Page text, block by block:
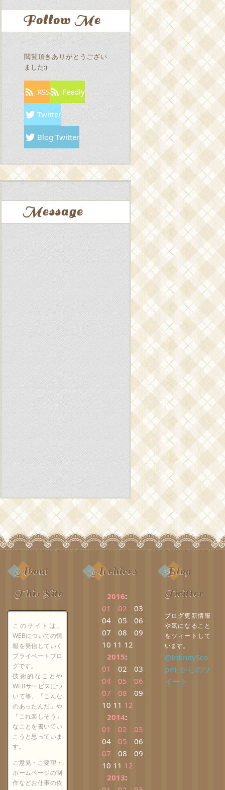
Follow Me
閲覧頂きありがとうござい
ました:)
RSS Feedly
Twitter
Blog Twitter
Message
About
This Site
このサイトは、
WEBについての情
報を発信していく
プライベートブロ
グです。
技術的なことや
WEBサービスにつ
いて等、『こんな
のあったんだ』や
『これ楽しそう』
なことを書いてい
こうと思っていま
す。
ご意見・ご要望・
ホームページの制
作などお仕事の依
Archives
2016:
01
02
03
04
05
06
07
08
09
10 11 12
2015:
01
02
03
04
05
06
07
08
09
10 11 12
2014:
01
02
03
04
05
06
07
08
09
10 11 12
2013:
Blog
Twitter
ブログ更新情報
や気になること
をツィートして
います。
@InfinitySco
pe1 からのツ
イート